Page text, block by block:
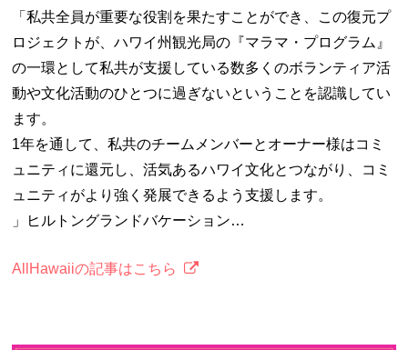
「私共全員が重要な役割を果たすことができ、この復元プ
ロジェクトが、ハワイ州観光局の『マラマ・プログラム』
の一環として私共が支援している数多くのボランティア活
動や文化活動のひとつに過ぎないということを認識してい
ます。
1年を通して、私共のチームメンバーとオーナー様はコミ
ュニティに還元し、活気あるハワイ文化とつながり、コミ
ュニティがより強く発展できるよう支援します。
」ヒルトングランドバケーション…
AllHawaiiの記事はこちら